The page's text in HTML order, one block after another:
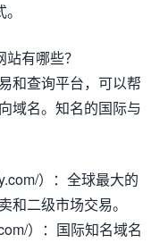
有哪些？
和查询平台，可以帮
域名。知名的国际与
）：全球最大的
和二级市场交易。
）：国际知名域名